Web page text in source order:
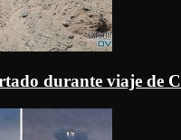
durante viaje de